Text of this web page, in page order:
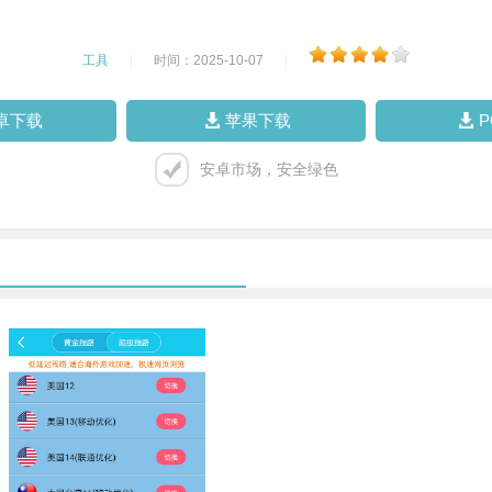
工具 时间：2025-10-07
下载 苹果下载
安卓市场，安全绿色